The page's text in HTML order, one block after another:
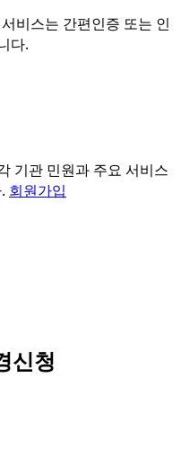
비스는 간편인증 또는 인
다.
기관 민원과 주요 서비스
회원가입
신청